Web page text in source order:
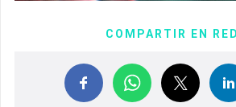
COMPARTIR EN